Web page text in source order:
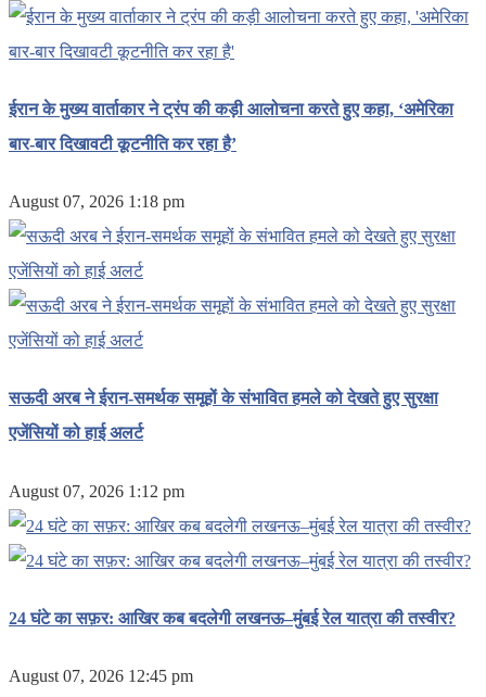
ईरान के मुख्य वार्ताकार ने ट्रंप की कड़ी आलोचना करते हुए कहा, ‘अमेरिका
बार-बार दिखावटी कूटनीति कर रहा है’
August 07, 2026 1:18 pm
सऊदी अरब ने ईरान-समर्थक समूहों के संभावित हमले को देखते हुए सुरक्षा
एजेंसियों को हाई अलर्ट
August 07, 2026 1:12 pm
24 घंटे का सफ़र: आखिर कब बदलेगी लखनऊ–मुंबई रेल यात्रा की तस्वीर?
August 07, 2026 12:45 pm